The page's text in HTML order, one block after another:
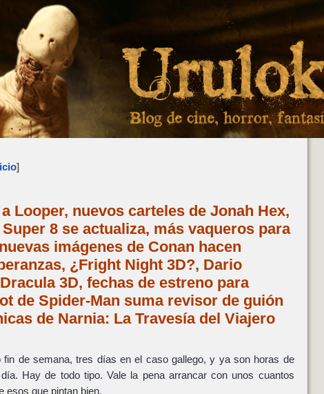
]
Looper, nuevos carteles de Jonah Hex,
8 se actualiza, más vaqueros para
imágenes de Conan hacen
¿Fright Night 3D?, Dario
3D, fechas de estreno para
de Spider-Man suma revisor de guión
de Narnia: La Travesía del Viajero
fin de semana, tres días en el caso gallego, y ya son horas de
Hay de todo tipo. Vale la pena arrancar con unos cuantos
esos que pintan bien.